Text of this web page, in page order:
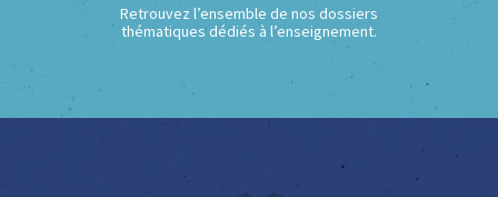
Retrouvez l’ensemble de nos dossiers
thématiques dédiés à l’enseignement.